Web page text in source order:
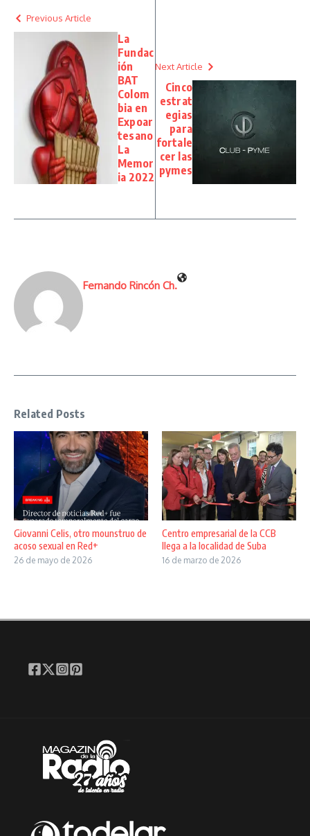
Previous Article
La
Fundac
ión
BAT
Colom
bia en
Expoar
tesano
La
Memor
ia 2022
Next Article
Cinco
estrat
egias
para
fortale
cer las
pymes
Fernando Rincón Ch.
Related Posts
Giovanni Celis, otro mounstruo de
acoso sexual en Red+
26 de mayo de 2026
Centro empresarial de la CCB
llega a la localidad de Suba
16 de marzo de 2026